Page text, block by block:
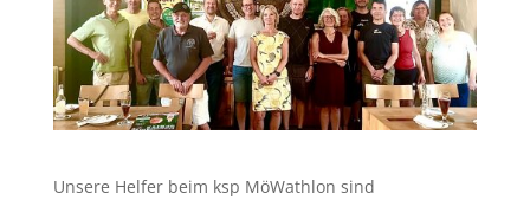
Unsere Helfer beim ksp MöWathlon sind